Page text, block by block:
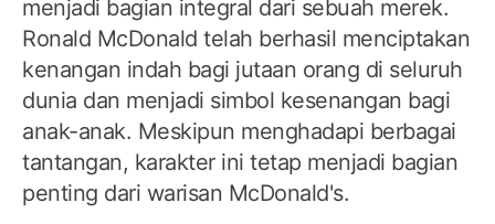
menjadi bagian integral dari sebuah merek.
Ronald McDonald telah berhasil menciptakan
kenangan indah bagi jutaan orang di seluruh
dunia dan menjadi simbol kesenangan bagi
anak-anak. Meskipun menghadapi berbagai
tantangan, karakter ini tetap menjadi bagian
penting dari warisan McDonald's.